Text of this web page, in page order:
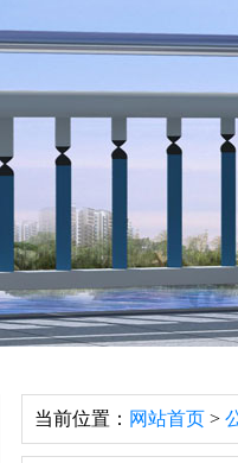
当前位置： 网站首页 >